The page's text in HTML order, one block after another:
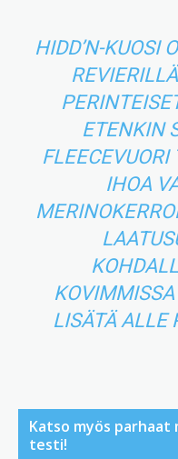
HIDD’N-KUOSI
ETENKIN
IHOA
LISÄTÄ ALLE
Katso myös
testi!